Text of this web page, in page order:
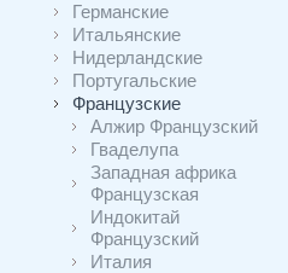
Германские
Итальянские
Нидерландские
Португальские
Французские
Алжир Французский
Гваделупа
Западная африка
Французская
Индокитай
Французский
Италия